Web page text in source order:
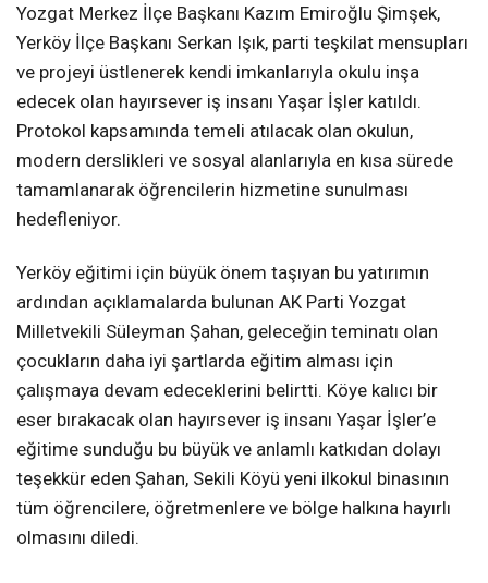
Yozgat Merkez İlçe Başkanı Kazım Emiroğlu Şimşek,
Yerköy İlçe Başkanı Serkan Işık, parti teşkilat mensupları
ve projeyi üstlenerek kendi imkanlarıyla okulu inşa
edecek olan hayırsever iş insanı Yaşar İşler katıldı.
Protokol kapsamında temeli atılacak olan okulun,
modern derslikleri ve sosyal alanlarıyla en kısa sürede
tamamlanarak öğrencilerin hizmetine sunulması
hedefleniyor.
Yerköy eğitimi için büyük önem taşıyan bu yatırımın
ardından açıklamalarda bulunan AK Parti Yozgat
Milletvekili Süleyman Şahan, geleceğin teminatı olan
çocukların daha iyi şartlarda eğitim alması için
çalışmaya devam edeceklerini belirtti. Köye kalıcı bir
eser bırakacak olan hayırsever iş insanı Yaşar İşler’e
eğitime sunduğu bu büyük ve anlamlı katkıdan dolayı
teşekkür eden Şahan, Sekili Köyü yeni ilkokul binasının
tüm öğrencilere, öğretmenlere ve bölge halkına hayırlı
olmasını diledi.